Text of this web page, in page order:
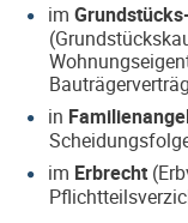
im
in
im Erbrecht